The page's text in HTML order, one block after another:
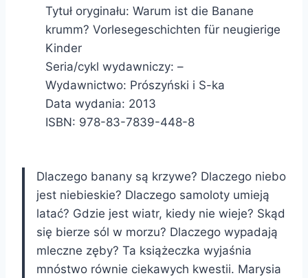
Tytuł oryginału: Warum ist die Banane
krumm? Vorlesegeschichten für neugierige
Kinder
Seria/cykl wydawniczy: –
Wydawnictwo: Prószyński i S-ka
Data wydania: 2013
ISBN: 978-83-7839-448-8
Dlaczego banany są krzywe? Dlaczego niebo
jest niebieskie? Dlaczego samoloty umieją
latać? Gdzie jest wiatr, kiedy nie wieje? Skąd
się bierze sól w morzu? Dlaczego wypadają
mleczne zęby? Ta książeczka wyjaśnia
mnóstwo równie ciekawych kwestii. Marysia